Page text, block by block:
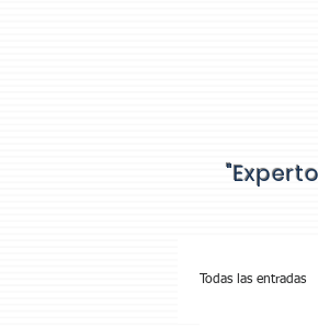
Todas las entradas